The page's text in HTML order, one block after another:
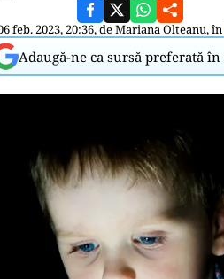
feb. 2023, 20:36, deMariana Olteanu, în
Adaugă-ne ca sursă preferată în